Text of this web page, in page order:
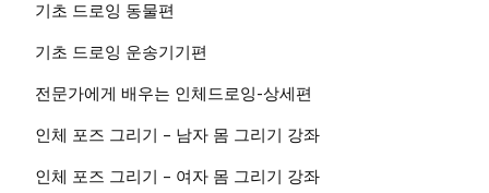
기초 드로잉 동물편
기초 드로잉 운송기기편
전문가에게 배우는 인체드로잉-상세편
인체 포즈 그리기 – 남자 몸 그리기 강좌
인체 포즈 그리기 – 여자 몸 그리기 강좌